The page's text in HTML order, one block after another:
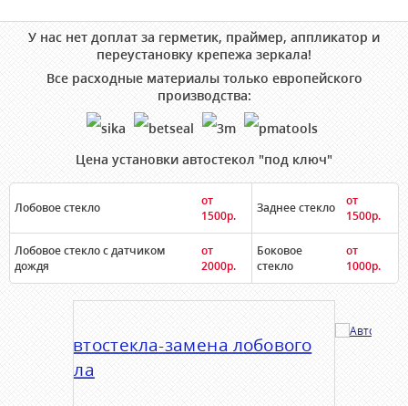
У нас нет доплат за герметик, праймер, аппликатор и
переустановку крепежа зеркала!
Все расходные материалы только европейского
производства:
Цена установки автостекол "под ключ"
Лобовое стекло
от
1500р.
Заднее стекло
от
1500р.
Лобовое стекло с датчиком
дождя
от
2000р.
Боковое
стекло
от
1000р.